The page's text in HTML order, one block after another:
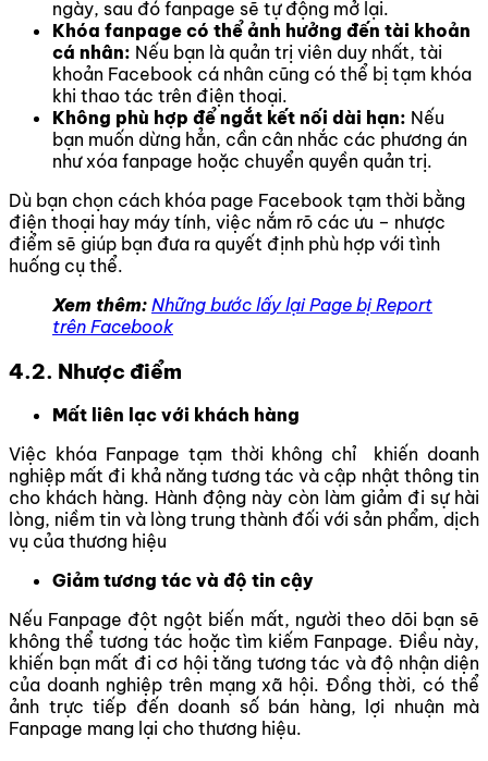
ngày, sau đó fanpage sẽ tự động mở lại.
Khóa fanpage có thể ảnh hưởng đến tài khoản
cá nhân: Nếu bạn là quản trị viên duy nhất, tài
khoản Facebook cá nhân cũng có thể bị tạm khóa
khi thao tác trên điện thoại.
Không phù hợp để ngắt kết nối dài hạn: Nếu
bạn muốn dừng hẳn, cần cân nhắc các phương án
như xóa fanpage hoặc chuyển quyền quản trị.
Dù bạn chọn cách khóa page Facebook tạm thời bằng
điện thoại hay máy tính, việc nắm rõ các ưu – nhược
điểm sẽ giúp bạn đưa ra quyết định phù hợp với tình
huống cụ thể.
Xem thêm: Những bước lấy lại Page bị Report
trên Facebook
4.2. Nhược điểm
Mất liên lạc với khách hàng
Việc khóa Fanpage tạm thời không chỉ khiến doanh
nghiệp mất đi khả năng tương tác và cập nhật thông tin
cho khách hàng. Hành động này còn làm giảm đi sự hài
lòng, niềm tin và lòng trung thành đối với sản phẩm, dịch
vụ của thương hiệu
Giảm tương tác và độ tin cậy
Nếu Fanpage đột ngột biến mất, người theo dõi bạn sẽ
không thể tương tác hoặc tìm kiếm Fanpage. Điều này,
khiến bạn mất đi cơ hội tăng tương tác và độ nhận diện
của doanh nghiệp trên mạng xã hội. Đồng thời, có thể
ảnh trực tiếp đến doanh số bán hàng, lợi nhuận mà
Fanpage mang lại cho thương hiệu.